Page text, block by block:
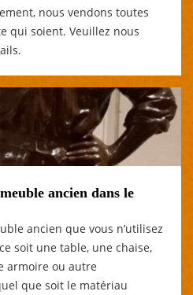
nous vendons toutes
qui soient. Veuillez nous
ancien dans le
ancien que vous n’utilisez
soit une table, une chaise,
armoire ou autre
que soit le matériau